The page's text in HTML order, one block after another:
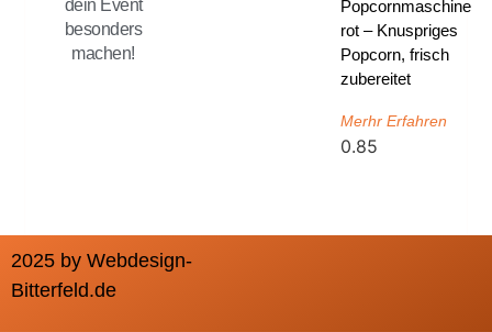
dein Event
besonders
machen!
Popcornmaschine
rot – Knuspriges
Popcorn, frisch
zubereitet
Merhr Erfahren
2025 by Webdesign-
Bitterfeld.de